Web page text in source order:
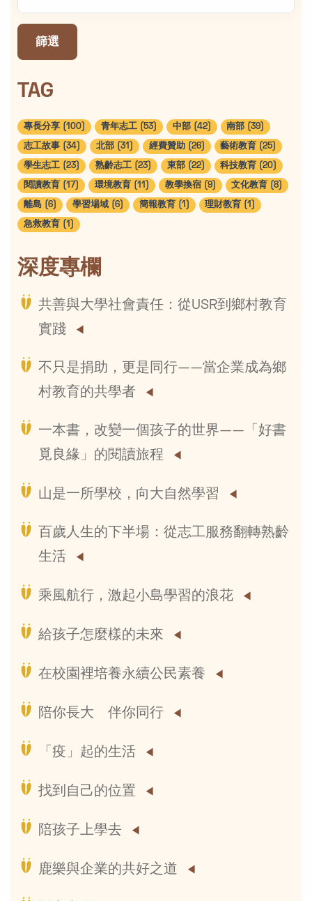
篩選
TAG
專長分享 (100) 青年志工 (53) 中部 (42) 南部 (39)
志工故事 (34) 北部 (31) 經費贊助 (26) 藝術教育 (25)
學生志工 (23) 熟齡志工 (23) 東部 (22) 科技教育 (20)
閱讀教育 (17) 環境教育 (11) 教學換宿 (9) 文化教育 (8)
離島 (6) 學習場域 (6) 簡報教育 (1) 理財教育 (1)
急救教育 (1)
深度專欄
共善與大學社會責任：從USR到鄉村教育
實踐
不只是捐助，更是同行——當企業成為鄉
村教育的共學者
一本書，改變一個孩子的世界——「好書
覓良緣」的閱讀旅程
山是一所學校，向大自然學習
百歲人生的下半場：從志工服務翻轉熟齡
生活
乘風航行，激起小島學習的浪花
給孩子怎麼樣的未來
在校園裡培養永續公民素養
陪你長大 伴你同行
「疫」起的生活
找到自己的位置
陪孩子上學去
鹿樂與企業的共好之道